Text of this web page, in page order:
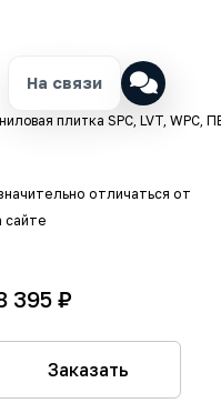
плитка SPC, LVT, WPC,
отличаться от
сайте
395 ₽
Заказать
На связи